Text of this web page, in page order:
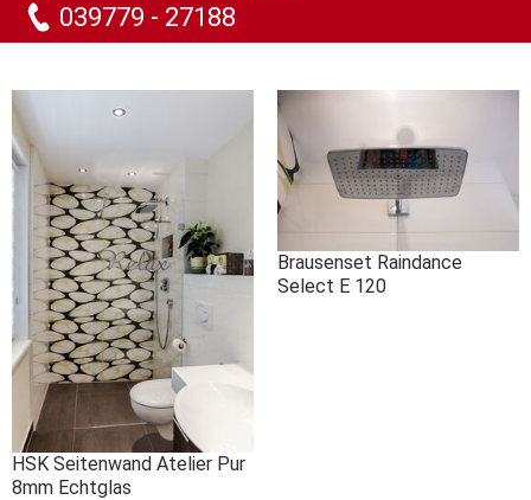
039779 - 27188
HSK Seitenwand Atelier Pur
8mm Echtglas
Brausenset Raindance
Select E 120